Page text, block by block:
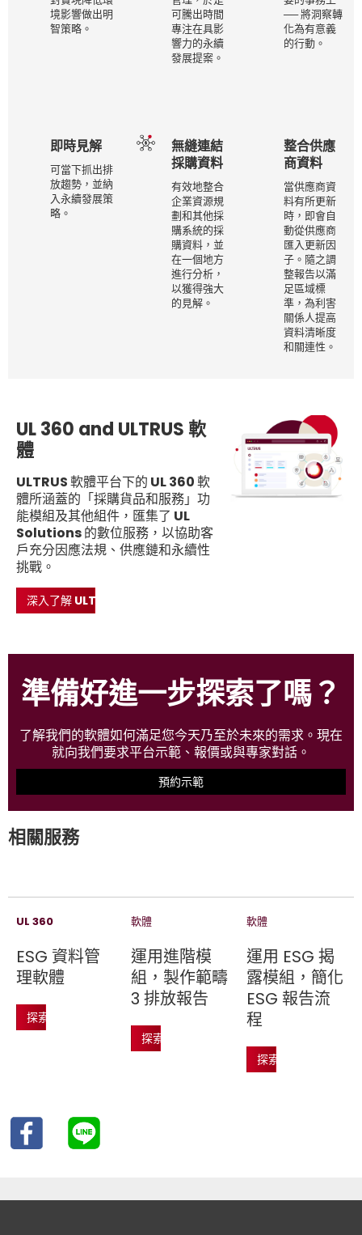
境影響做出明
智策略。
可騰出時間
專注在具影
響力的永續
發展提案。
── 將洞察轉
化為有意義
的行動。
即時見解
可當下抓出排
放趨勢，並納
入永續發展策
略。
無縫連結
採購資料
有效地整合
企業資源規
劃和其他採
購系統的採
購資料，並
在一個地方
進行分析，
以獲得強大
的見解。
整合供應
商資料
當供應商資
料有所更新
時，即會自
動從供應商
匯入更新因
子。隨之調
整報告以滿
足區域標
準，為利害
關係人提高
資料清晰度
和關連性。
UL 360 and ULTRUS 軟
體
ULTRUS 軟體平台下的 UL 360 軟
體所涵蓋的「採購貨品和服務」功
能模組及其他組件，匯集了 UL
Solutions 的數位服務，以協助客
戶充分因應法規、供應鏈和永續性
挑戰。
深入了解 ULTRUS
準備好進一步探索了嗎？
了解我們的軟體如何滿足您今天乃至於未來的需求。現在
就向我們要求平台示範、報價或與專家對話。
預約示範
相關服務
UL 360
ESG 資料管
理軟體
探索
軟體
運用進階模
組，製作範疇
3 排放報告
探索
軟體
運用 ESG 揭
露模組，簡化
ESG 報告流
程
探索